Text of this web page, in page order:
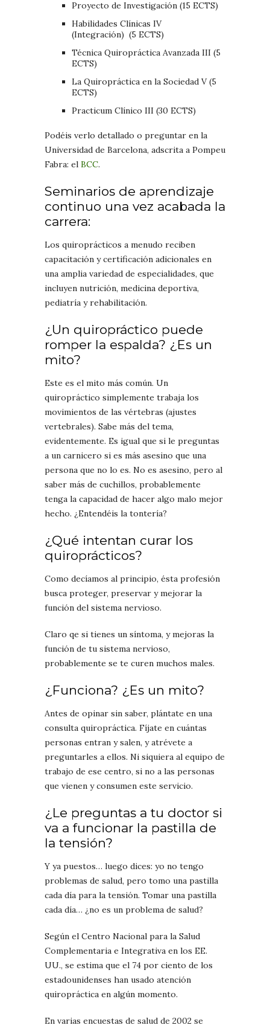
Proyecto de Investigación (15 ECTS)
Habilidades Clínicas IV
(Integración) (5 ECTS)
Técnica Quiropráctica Avanzada III (5
ECTS)
La Quiropráctica en la Sociedad V (5
ECTS)
Practicum Clínico III (30 ECTS)
Podéis verlo detallado o preguntar en la
Universidad de Barcelona, adscrita a Pompeu
Fabra: el BCC.
Seminarios de aprendizaje
continuo una vez acabada la
carrera:
Los quiroprácticos a menudo reciben
capacitación y certificación adicionales en
una amplia variedad de especialidades, que
incluyen nutrición, medicina deportiva,
pediatría y rehabilitación.
¿Un quiropráctico puede
romper la espalda? ¿Es un
mito?
Este es el mito más común. Un
quiropráctico simplemente trabaja los
movimientos de las vértebras (ajustes
vertebrales). Sabe más del tema,
evidentemente. Es igual que si le preguntas
a un carnicero si es más asesino que una
persona que no lo es. No es asesino, pero al
saber más de cuchillos, probablemente
tenga la capacidad de hacer algo malo mejor
hecho. ¿Entendéis la tontería?
¿Qué intentan curar los
quiroprácticos?
Como decíamos al principio, ésta profesión
busca proteger, preservar y mejorar la
función del sistema nervioso.
Claro qe si tienes un síntoma, y mejoras la
función de tu sistema nervioso,
probablemente se te curen muchos males.
¿Funciona? ¿Es un mito?
Antes de opinar sin saber, plántate en una
consulta quiropráctica. Fíjate en cuántas
personas entran y salen, y atrévete a
preguntarles a ellos. Ni siquiera al equipo de
trabajo de ese centro, si no a las personas
que vienen y consumen este servicio.
¿Le preguntas a tu doctor si
va a funcionar la pastilla de
la tensión?
Y ya puestos… luego dices: yo no tengo
problemas de salud, pero tomo una pastilla
cada día para la tensión. Tomar una pastilla
cada día… ¿no es un problema de salud?
Según el Centro Nacional para la Salud
Complementaria e Integrativa en los EE.
UU., se estima que el 74 por ciento de los
estadounidenses han usado atención
quiropráctica en algún momento.
En varias encuestas de salud de 2002 se